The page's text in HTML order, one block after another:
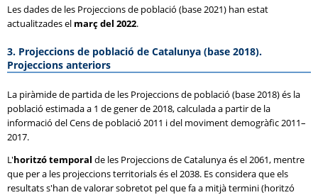
Les dades de les Projeccions de població (base 2021) han estat
actualitzades el març del 2022.
3. Projeccions de població de Catalunya (base 2018).
Projeccions anteriors
La piràmide de partida de les Projeccions de població (base 2018) és la
població estimada a 1 de gener de 2018, calculada a partir de la
informació del Cens de població 2011 i del moviment demogràfic 2011–
2017.
L'horitzó temporal de les Projeccions de Catalunya és el 2061, mentre
que per a les projeccions territorials és el 2038. Es considera que els
resultats s'han de valorar sobretot pel que fa a mitjà termini (horitzó